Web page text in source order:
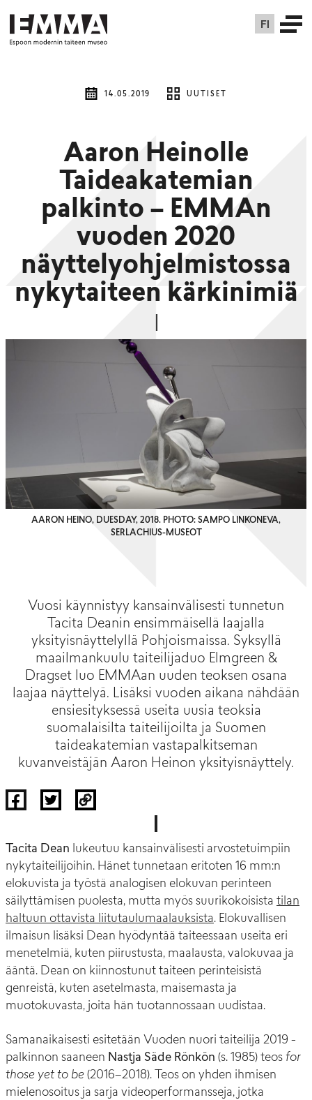
FI
14.05.2019 UUTISET
Aaron Heinolle
Taideakatemian
palkinto – EMMAn
vuoden 2020
näyttelyohjelmistossa
nykytaiteen kärkinimiä
AARON HEINO, DUESDAY, 2018. PHOTO: SAMPO LINKONEVA,
SERLACHIUS-MUSEOT
Vuosi käynnistyy kansainvälisesti tunnetun
Tacita Deanin ensimmäisellä laajalla
yksityisnäyttelyllä Pohjoismaissa. Syksyllä
maailmankuulu taiteilijaduo Elmgreen &
Dragset luo EMMAan uuden teoksen osana
laajaa näyttelyä. Lisäksi vuoden aikana nähdään
ensiesityksessä useita uusia teoksia
suomalaisilta taiteilijoilta ja Suomen
taideakatemian vastapalkitseman
kuvanveistäjän Aaron Heinon yksityisnäyttely.
Tacita Dean lukeutuu kansainvälisesti arvostetuimpiin
nykytaiteilijoihin. Hänet tunnetaan eritoten 16 mm:n
elokuvista ja työstä analogisen elokuvan perinteen
säilyttämisen puolesta, mutta myös suurikokoisista tilan
haltuun ottavista liitutaulumaalauksista. Elokuvallisen
ilmaisun lisäksi Dean hyödyntää taiteessaan useita eri
menetelmiä, kuten piirustusta, maalausta, valokuvaa ja
ääntä. Dean on kiinnostunut taiteen perinteisistä
genreistä, kuten asetelmasta, maisemasta ja
muotokuvasta, joita hän tuotannossaan uudistaa.
Samanaikaisesti esitetään Vuoden nuori taiteilija 2019 -
palkinnon saaneen Nastja Säde Rönkön (s. 1985) teos for
those yet to be (2016–2018). Teos on yhden ihmisen
mielenosoitus ja sarja videoperformansseja, jotka